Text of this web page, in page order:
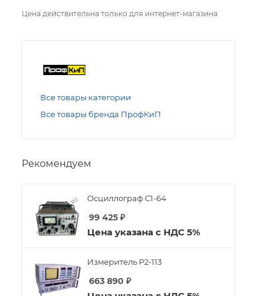
Цена действительна только для интернет-магазина
Все товары категории
Все товары бренда ПрофКиП
Рекомендуем
Осциллограф С1-64
99 425 ₽
Цена указана с НДС 5%
Измеритель Р2-113
663 890 ₽